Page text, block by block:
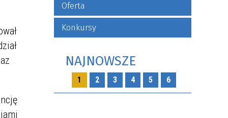
Oferta
Konkursy
NAJNOWSZE
1 2 3 4 5 6